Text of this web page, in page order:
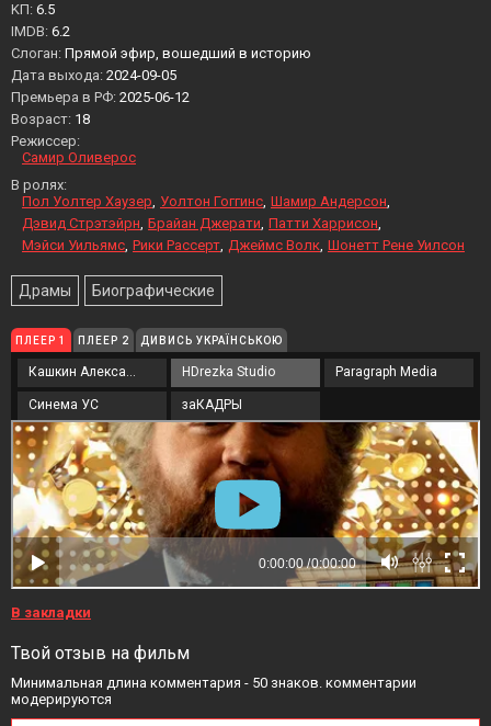
KП: 6.5
IMDB: 6.2
Слоган: Прямой эфир, вошедший в историю
Дата выхода: 2024-09-05
Премьера в РФ: 2025-06-12
Возраст: 18
Режиссер:
Самир Оливерос
В ролях:
Пол Уолтер Хаузер Уолтон Гоггинс Шамир Андерсон
Дэвид Стрэтэйрн Брайан Джерати Патти Харрисон
Мэйси Уильямс Рики Рассерт Джеймс Волк Шонетт Рене Уилсон
Драмы Биографические
ПЛЕЕР 1 ПЛЕЕР 2 ДИВИСЬ УКРАЇНСЬКОЮ
Кашкин Александр HDrezka Studio Paragraph Media
Синема УС заКАДРЫ
В закладки
Твой отзыв на фильм
Минимальная длина комментария - 50 знаков. комментарии
модерируются